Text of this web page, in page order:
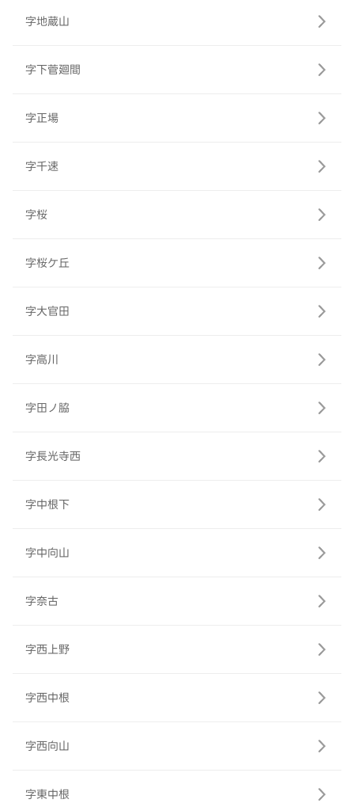
字地蔵山
字下菅廻間
字正場
字千速
字桜
字桜ケ丘
字大官田
字高川
字田ノ脇
字長光寺西
字中根下
字中向山
字奈古
字西上野
字西中根
字西向山
字東中根